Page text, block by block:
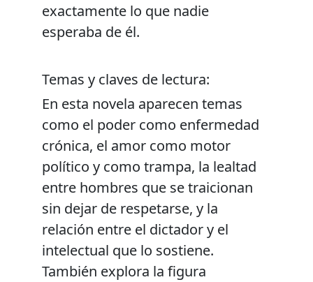
exactamente lo que nadie
esperaba de él.
Temas y claves de lectura:
En esta novela aparecen temas
como el poder como enfermedad
crónica, el amor como motor
político y como trampa, la lealtad
entre hombres que se traicionan
sin dejar de respetarse, y la
relación entre el dictador y el
intelectual que lo sostiene.
También explora la figura